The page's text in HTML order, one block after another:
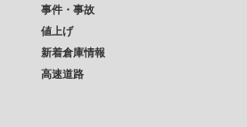
事件・事故
値上げ
新着倉庫情報
高速道路